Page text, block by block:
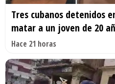
Tres cubanos detenidos
matar a un joven de 20
Hace 21 horas